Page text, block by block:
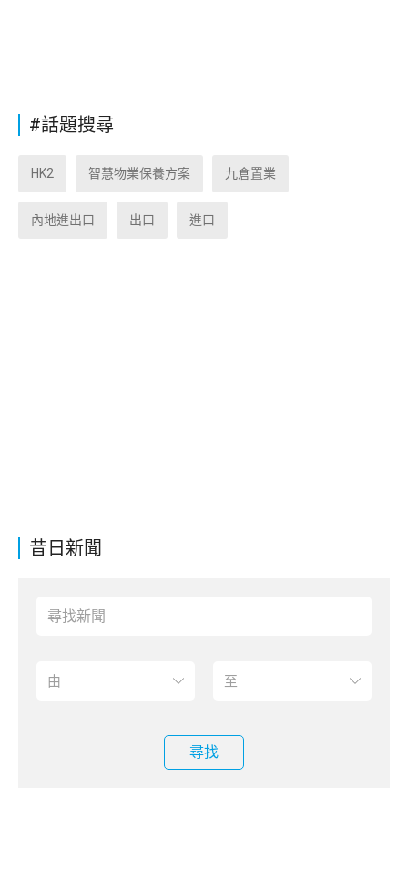
昔日新聞
尋找
#話題搜尋
HK2 智慧物業保養方案 九倉置業
內地進出口 出口 進口